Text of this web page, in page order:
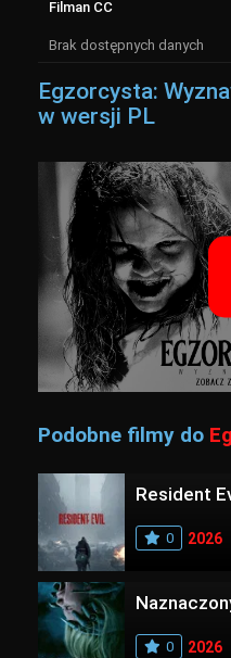
Filman CC
Brak dostępnych danych
Egzorcysta:
w wersji PL
Podobne filmy do
Resident
0 2026
0 2026